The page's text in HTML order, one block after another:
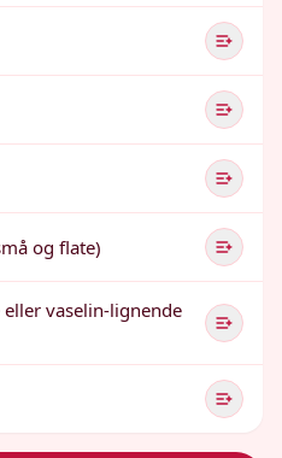
og flate)
vaselin-lignende